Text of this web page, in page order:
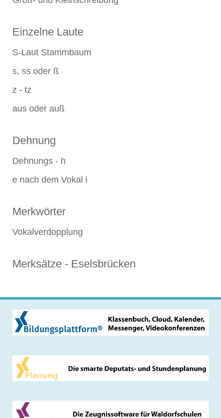
Einzelne Laute
S-Laut Stammbaum
s, ss oder ß
z - tz
aus oder auß
Dehnung
Dehnungs - h
e nach dem Vokal i
Merkwörter
Vokalverdopplung
Merksätze - Eselsbrücken